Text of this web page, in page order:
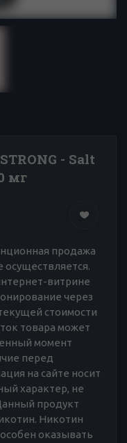
- Salt
мг
продажа
осуществляется.
витрине
через
стоимости
товара может
момент
перед
на сайте носит
характер, не
продукт
Никотин
оказывать